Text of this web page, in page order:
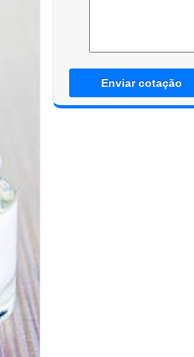
Enviar cotação